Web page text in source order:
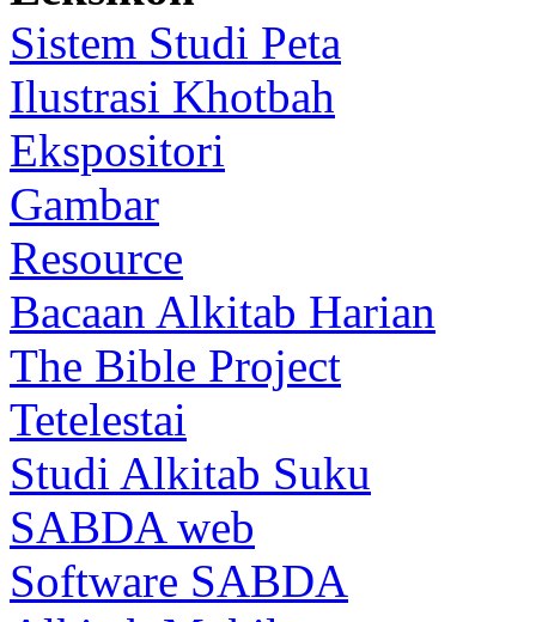
Sistem Studi Peta
Ilustrasi Khotbah
Ekspositori
Gambar
Resource
Bacaan Alkitab Harian
The Bible Project
Tetelestai
Studi Alkitab Suku
SABDA web
Software SABDA